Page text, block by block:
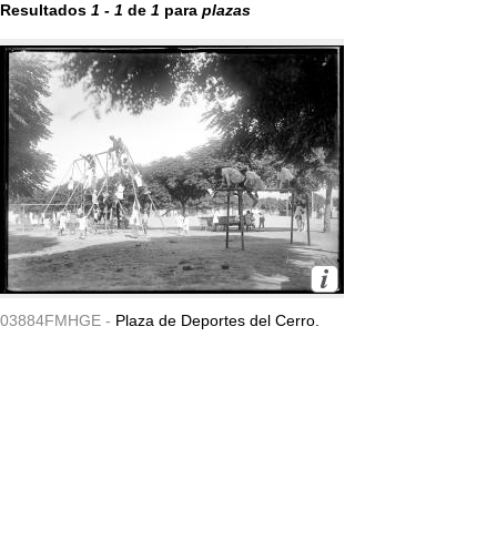
Resultados 1 - 1 de 1 para plazas
03884FMHGE - Plaza de Deportes del Cerro.